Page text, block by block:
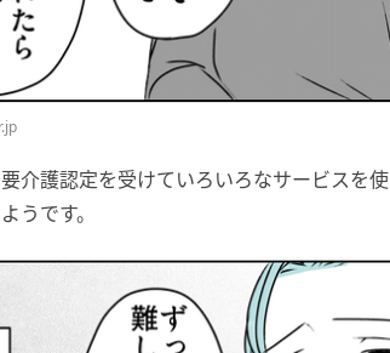
介護認定を受けていろいろなサービスを
うです。